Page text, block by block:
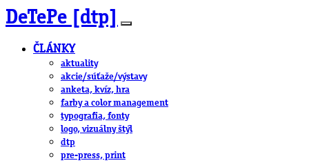
DeTePe [dtp]
ČLÁNKY
aktuality
akcie/súťaže/výstavy
anketa, kvíz, hra
farby a color management
typografia, fonty
logo, vizuálny štýl
dtp
pre-press, print